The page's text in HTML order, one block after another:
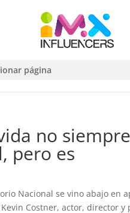
página
no
pero es
Nacional se vino abajo en
Costner, actor, director y